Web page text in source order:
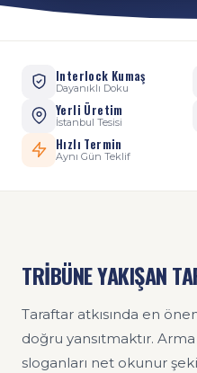
Interlock Kumaş
Dayanıklı Doku
Yerli Üretim
İstanbul Tesisi
Hızlı Termin
Aynı Gün Teklif
TRİBÜNE YAKIŞAN
Taraftar atkısında en
doğru yansıtmaktır.
sloganları net okunur